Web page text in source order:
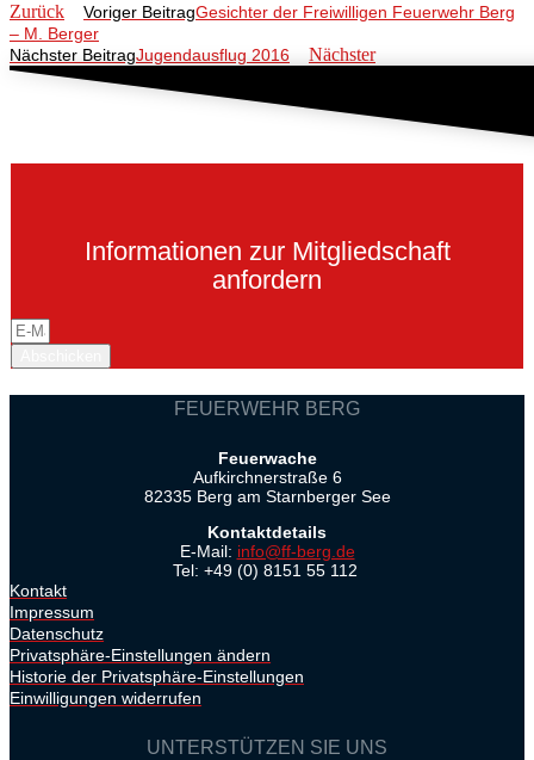
Zurück Voriger BeitragGesichter der Freiwilligen Feuerwehr Berg
– M. Berger
Nächster BeitragJugendausflug 2016 Nächster
Informationen zur Mitgliedschaft
anfordern
FEUERWEHR BERG
Feuerwache
Aufkirchnerstraße 6
82335 Berg am Starnberger See
Kontaktdetails
E-Mail: info@ff-berg.de
Tel: +49 (0) 8151 55 112
Kontakt
Impressum
Datenschutz
Privatsphäre-Einstellungen ändern
Historie der Privatsphäre-Einstellungen
Einwilligungen widerrufen
UNTERSTÜTZEN SIE UNS